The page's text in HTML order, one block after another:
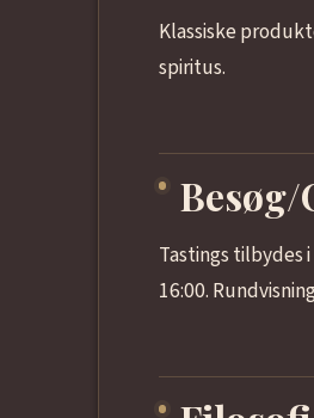
Klassiske
spiritus.
Besøg/
Tastings tilbydes
16:00.